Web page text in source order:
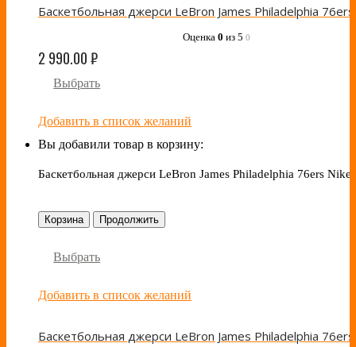
Оценка 0 из 5 0
2 990.00₽
Выбрать
Добавить в список желаний
Вы добавили товар в корзину:
Баскетбольная джерси LeBron James Philadelphia 76ers Nike
Корзина Продолжить
Выбрать
Добавить в список желаний